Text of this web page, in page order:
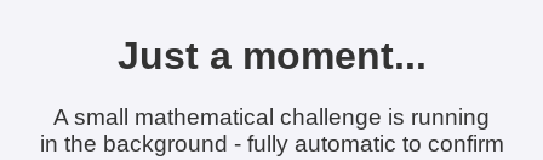
Just a moment...
A small mathematical challenge is running
in the background - fully automatic to confirm